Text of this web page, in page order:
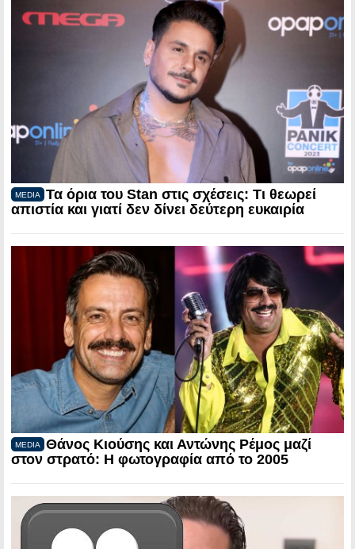
MEDIA
Τα όρια του Stan στις σχέσεις: Τι θεωρεί
απιστία και γιατί δεν δίνει δεύτερη ευκαιρία
MEDIA
Θάνος Κιούσης και Αντώνης Ρέμος μαζί
στον στρατό: Η φωτογραφία από το 2005